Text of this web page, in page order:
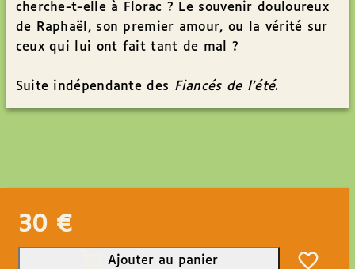
cherche-t-elle à Florac ? Le souvenir douloureux
de Raphaël, son premier amour, ou la vérité sur
ceux qui lui ont fait tant de mal ?
Suite indépendante des Fiancés de l’été.
30 €
Ajouter au panier